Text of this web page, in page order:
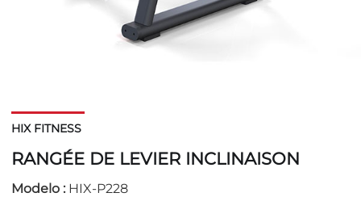
HIX FITNESS
RANGÉE DE LEVIER INCLINAISON
Modelo : HIX-P228